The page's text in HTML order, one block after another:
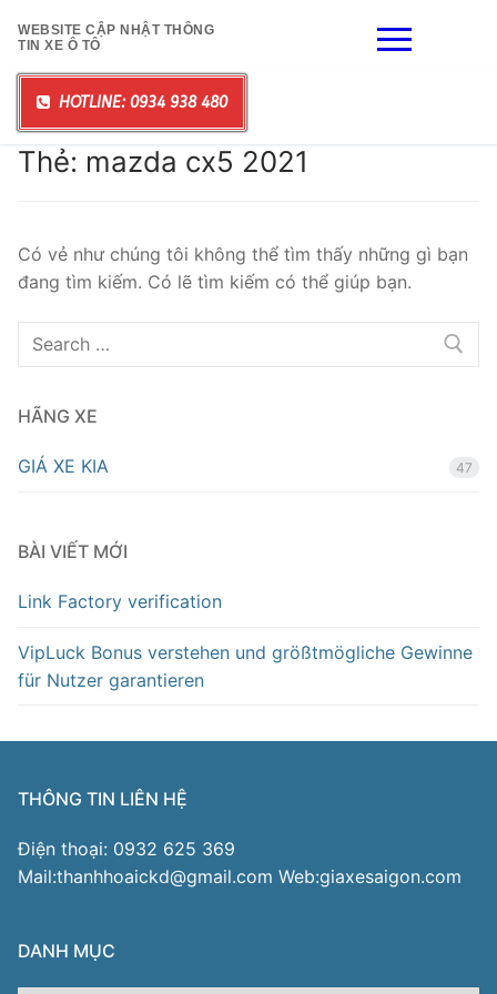
đến
nội
dung
WEBSITE CẬP NHẬT THÔNG
TIN XE Ô TÔ
HOTLINE: 0934 938 480
Thẻ: mazda cx5 2021
Có vẻ như chúng tôi không thể tìm thấy những gì bạn
đang tìm kiếm. Có lẽ tìm kiếm có thể giúp bạn.
Tìm
kiếm
HÃNG XE
GIÁ XE KIA 47
BÀI VIẾT MỚI
Link Factory verification
VipLuck Bonus verstehen und größtmögliche Gewinne
für Nutzer garantieren
THÔNG TIN LIÊN HỆ
Điện thoại: 0932 625 369
Mail:thanhhoaickd@gmail.com Web:giaxesaigon.com
DANH MỤC